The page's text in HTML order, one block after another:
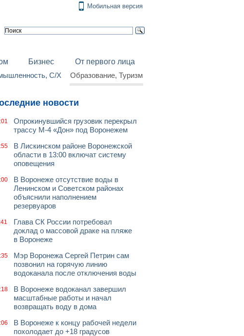
Мобильная версия
Бизнес
От первого лица
С/Х Образование, Туризм
новости
Опрокинувшийся грузовик перекрыл
трассу М-4 «Дон» под Воронежем
В Лискинском районе Воронежской
области в 13:00 включат систему
оповещения
В Воронеже отсутствие воды в
Ленинском и Советском районах
объяснили наполнением
резервуаров
Глава СК России потребовал
доклад о массовой драке на пляже
в Воронеже
Мэр Воронежа Сергей Петрин сам
позвонил на горячую линию
водоканала после отключения воды
В Воронеже водоканал завершил
масштабные работы и начал
возвращать воду в дома
В Воронеже к концу рабочей недели
похолодает до +18 градусов